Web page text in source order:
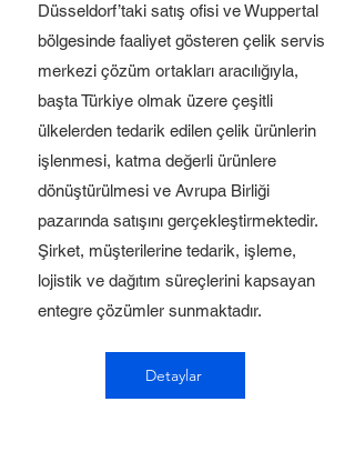
Düsseldorf’taki satış ofisi ve Wuppertal
bölgesinde faaliyet gösteren çelik servis
merkezi çözüm ortakları aracılığıyla,
başta Türkiye olmak üzere çeşitli
ülkelerden tedarik edilen çelik ürünlerin
işlenmesi, katma değerli ürünlere
dönüştürülmesi ve Avrupa Birliği
pazarında satışını gerçekleştirmektedir.
Şirket, müşterilerine tedarik, işleme,
lojistik ve dağıtım süreçlerini kapsayan
entegre çözümler sunmaktadır.
Detaylar